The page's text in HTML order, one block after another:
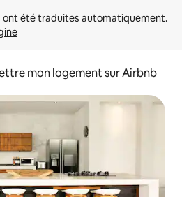
mon logement sur Airbnb